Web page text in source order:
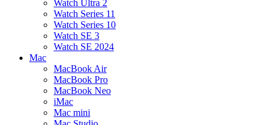
Watch Ultra 2
Watch Series 11
Watch Series 10
Watch SE 3
Watch SE 2024
Mac
MacBook Air
MacBook Pro
MacBook Neo
iMac
Mac mini